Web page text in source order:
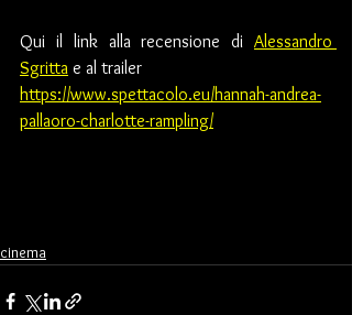
Qui il link alla recensione di Alessandro
Sgritta e al trailer
https://www.spettacolo.eu/hannah-andrea-
pallaoro-charlotte-rampling/
cinema